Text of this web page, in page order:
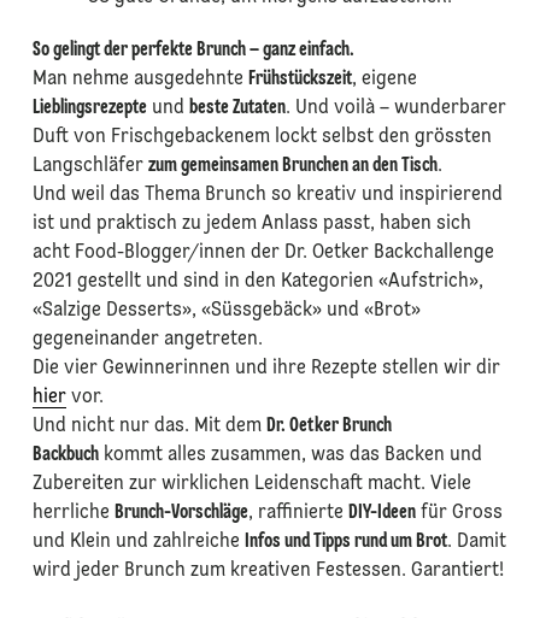
So gelingt der perfekte Brunch – ganz einfach.
Man nehme ausgedehnte Frühstückszeit, eigene
Lieblingsrezepteund beste Zutaten. Und voilà – wunderbarer
Duft von Frischgebackenem lockt selbst den grössten
Langschläfer zum gemeinsamen Brunchen an den Tisch.
Und weil das Thema Brunch so kreativ und inspirierend
ist und praktisch zu jedem Anlass passt, haben sich
acht Food-Blogger/innen der Dr. Oetker Backchallenge
2021 gestellt und sind in den Kategorien «Aufstrich»,
«Salzige Desserts», «Süssgebäck» und «Brot»
gegeneinander angetreten.
Die vier Gewinnerinnen und ihre Rezepte stellen wir dir
hiervor.
Und nicht nur das. Mit dem Dr. Oetker Brunch
Backbuchkommt alles zusammen, was das Backen und
Zubereiten zur wirklichen Leidenschaft macht. Viele
herrliche Brunch-Vorschläge, raffinierte DIY-Ideenfür Gross
und Klein und zahlreiche Infos und Tipps rund um Brot. Damit
wird jeder Brunch zum kreativen Festessen. Garantiert!